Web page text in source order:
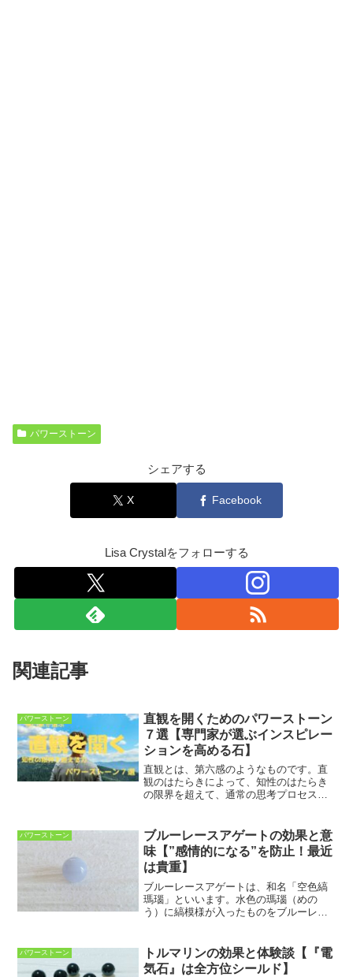
パワーストーン
シェアする
X Facebook
Lisa Crystalをフォローする
関連記事
パワーストーン
直観を開くためのパワーストーン
７選【専門家が選ぶインスピレー
ションを高める石】
直観とは、第六感のようなものです。直
観のはたらきによって、知性のはたらき
の限界を超えて、通常の思考プロセスで
提案や身体のリーディング、カードリー
ディングなど、それぞれ直...
パワーストーン
ブルーレースアゲートの効果と意
味【”感情的になる”を防止！最近
は貴重】
ブルーレースアゲートは、和名「空色縞
瑪瑙」といいます。水色の瑪瑙（めの
う）に縞模様が入ったものをブルーレー
のように見えることからこの名がつけら
れました。ブルーレースアゲ...
パワーストーン
トルマリンの効果と体験談【『電
気石』は全方位シールド】